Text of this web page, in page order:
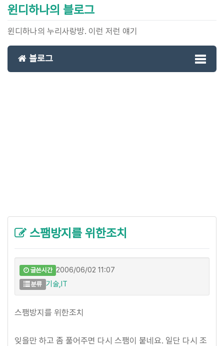
윈디하나의 블로그
윈디하나의 누리사랑방. 이런 저런 얘기
블로그
스팸방지를 위한조치
글쓴시간 2006/06/02 11:07
분류 기술,IT
스팸방지를 위한조치
잊을만 하고 좀 풀어주면 다시 스팸이 붙네요. 일단 다시 조